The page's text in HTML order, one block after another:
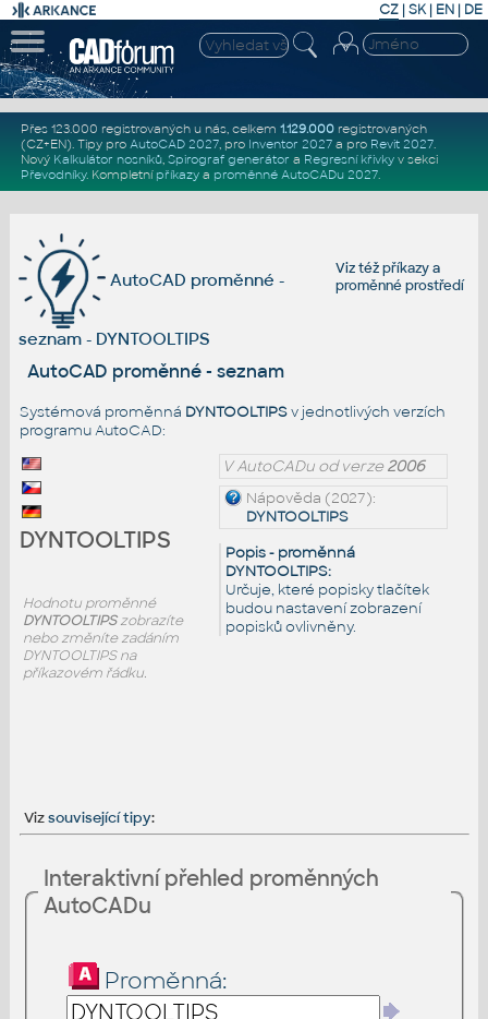
CZ | SK| EN | DE
Přes 123.000 registrovaných u nás, celkem 1.129.000registrovaných
(CZ+EN). Tipy pro AutoCAD 2027, pro Inventor 2027a pro Revit 2027.
Nový Kalkulátor nosníků, Spirograf generátor a Regresní křivkyv sekci
Převodníky. Kompletní příkazya proměnné AutoCADu 2027.
Viz téžpříkazya
proměnné prostředí
AutoCAD proměnné -
seznam - DYNTOOLTIPS
AutoCAD proměnné - seznam
Systémová proměnná DYNTOOLTIPSv jednotlivých verzích
programu AutoCAD:
V AutoCADu od verze2006
Nápověda (2027):
DYNTOOLTIPS
Popis - proměnná
DYNTOOLTIPS:
Určuje, které popisky tlačítek
budou nastavení zobrazení
popisků ovlivněny.
DYNTOOLTIPS
Hodnotu proměnné
DYNTOOLTIPSzobrazíte
nebo změníte zadáním
DYNTOOLTIPS na
příkazovém řádku.
Vizsouvisející tipy:
Interaktivní přehled proměnných
AutoCADu
Proměnná: